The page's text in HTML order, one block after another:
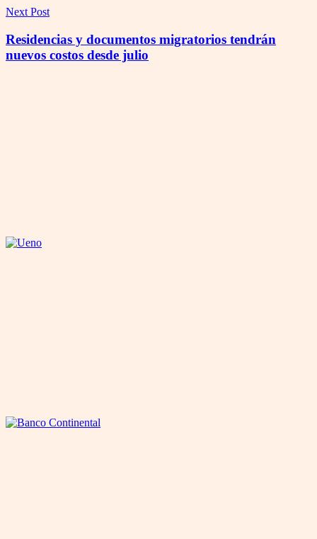
Next Post
Residencias y documentos migratorios tendrán
nuevos costos desde julio